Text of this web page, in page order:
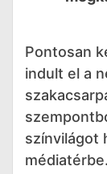
Pontosan
indult el a
színvilágot